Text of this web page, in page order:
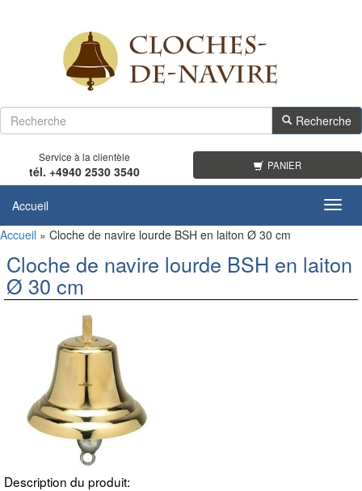
Recherche
Service à la clientèle
tél. +4940 2530 3540 PANIER
Accueil
Accueil » Cloche de navire lourde BSH en laiton Ø 30 cm
Cloche de navire lourde BSH en laiton
Ø 30 cm
Description du produit: